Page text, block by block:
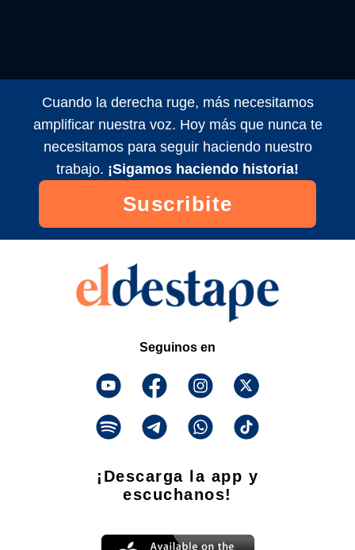
2023/9/3
Sara Hebe | Qué Olor con Noelia
Custodio y Charo López
2023/9/3
Los pumas y la tapa de sesos | Qué Olor
con Noelia Custodio y Charo López
Cuando la derecha ruge, más necesitamos
amplificar nuestra voz. Hoy más que nunca te
necesitamos para seguir haciendo nuestro
trabajo. ¡Sigamos haciendo historia!
Suscribite
Seguinos en
¡Descarga la app y
escuchanos!